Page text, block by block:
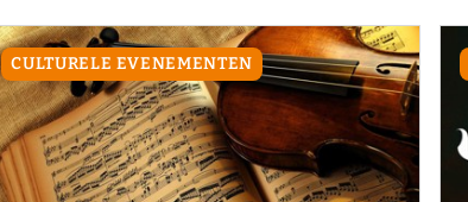
CULTURELE EVENEMENTEN